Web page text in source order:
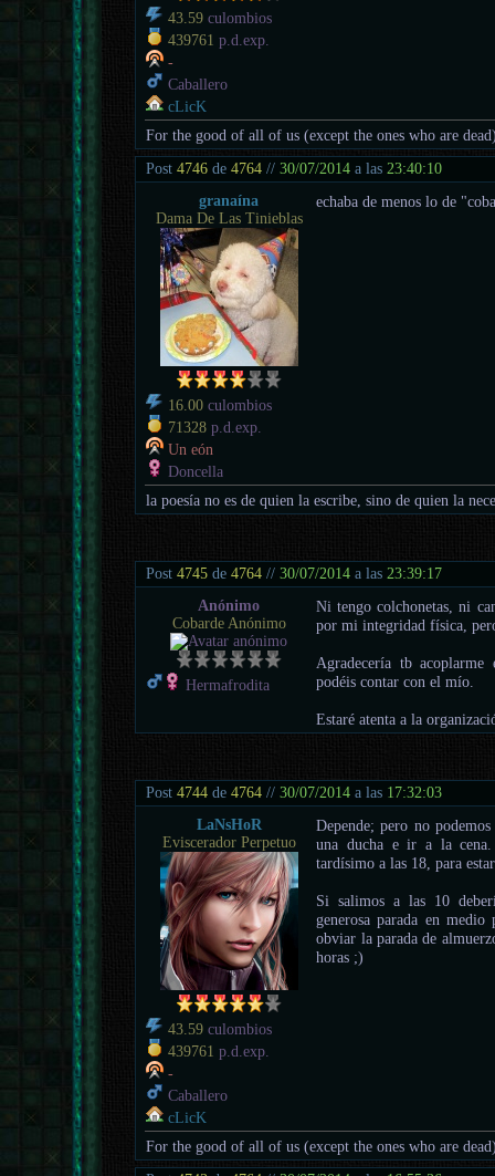
43.59 culombios
439761 p.d.exp.
-
Caballero
cLicK
For the good of all of us (except the ones who are
Post4746 de4764 //30/07/2014 a las 23:40:10
granaína
Dama De Las Tinieblas
16.00 culombios
71328 p.d.exp.
Un eón
Doncella
echaba de menos lo de
la poesía no es de quien la escribe, sino de quien la
Post4745 de4764 //30/07/2014 a las 23:39:17
Anónimo
Cobarde Anónimo
Hermafrodita
Ni tengo colchonetas, ni
por mi integridad física,
Agradecería tb
podéis contar con el mío.
Estaré atenta a la
Post4744 de4764 //30/07/2014 a las 17:32:03
LaNsHoR
Eviscerador Perpetuo
43.59 culombios
439761 p.d.exp.
-
Caballero
cLicK
Depende; pero no
una ducha e ir a la
tardísimo a las 18, para
Si salimos a las 10
generosa parada en
obviar la parada de
horas ;)
For the good of all of us (except the ones who are